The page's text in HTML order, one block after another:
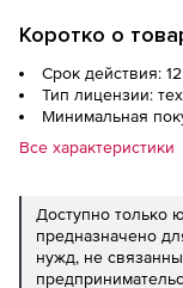
Коротко о
Срок действия:
Тип лицензии:
Минимальная
Все характеристики
Доступно только
предназначено
нужд, не